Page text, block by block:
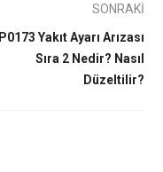
SONRAKİ
P0173 Yakıt Ayarı Arızası
Sıra 2 Nedir? Nasıl
Düzeltilir?